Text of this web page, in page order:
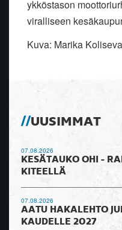
ykköstason
viralliseen
Kuva: Marika Koliseva
UUSIMMAT
07.08.2026
KESÄTAUKO OHI -
KITEELLÄ
07.08.2026
AATU HAKALEHTO
KAUDELLE 2027